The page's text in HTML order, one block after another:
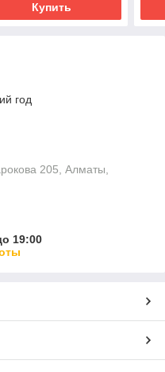
Купить
год
205, Алматы,
19:00